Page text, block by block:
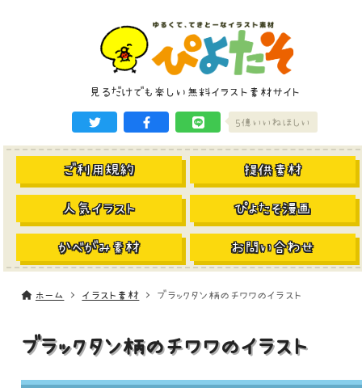
見るだけでも楽しい無料イラスト素材サイト
5億いいねほしい
ご利用規約 提供素材
人気イラスト ぴよたそ漫画
かべがみ素材 お問い合わせ
ホーム イラスト素材 ブラックタン柄のチワワのイラスト
ブラックタン柄のチワワのイラスト